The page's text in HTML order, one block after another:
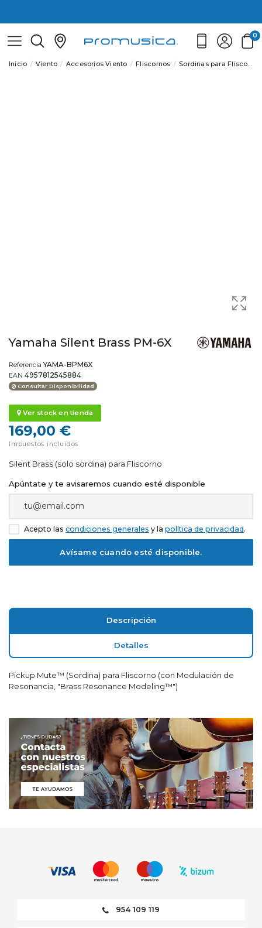
0
Inicio Viento Accesorios Viento Fliscornos Sordinas para Fliscornos
Yamaha Silent Brass PM-6X
Referencia YAMA-BPM6X
EAN 4957812545884
Consultar Disponibilidad
Ver stock en tienda
169,00 €
Impuestos incluidos
Silent Brass (solo sordina) para Fliscorno
Apúntate y te avisaremos cuando esté disponible
Acepto las condiciones generales y la política de privacidad .
Descripción
Detalles
Pickup Mute™ (Sordina) para Fliscorno (con Modulación de
Resonancia, "Brass Resonance Modeling™")
954 109 119